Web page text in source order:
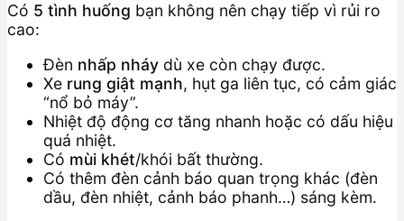
Có 5 tình huống bạn không nên chạy tiếp vì rủi ro
cao:
Đèn nhấp nháy dù xe còn chạy được.
Xe rung giật mạnh, hụt ga liên tục, có cảm giác
“nổ bỏ máy”.
Nhiệt độ động cơ tăng nhanh hoặc có dấu hiệu
quá nhiệt.
Có mùi khét/khói bất thường.
Có thêm đèn cảnh báo quan trọng khác (đèn
dầu, đèn nhiệt, cảnh báo phanh…) sáng kèm.